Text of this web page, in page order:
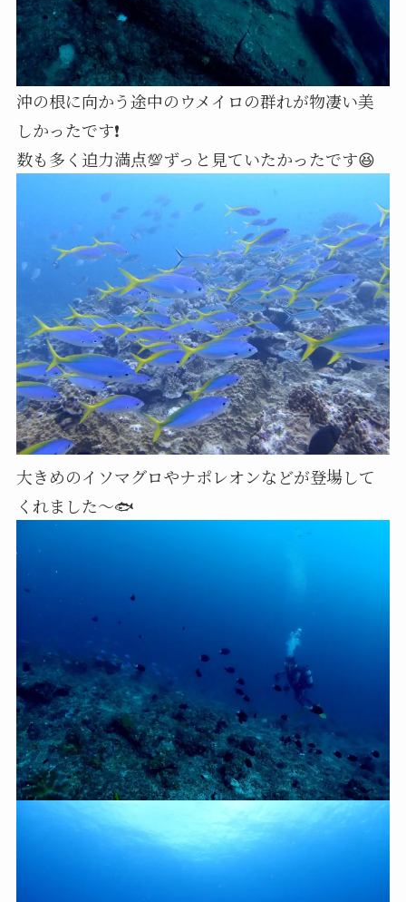
沖の根に向かう途中のウメイロの群れが物凄い美
しかったです❗
数も多く迫力満点💯ずっと見ていたかったです😆
大きめのイソマグロやナポレオンなどが登場して
くれました～🐟️